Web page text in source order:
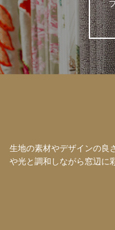
生地の素材やデザインの良
や光と調和しながら窓辺に